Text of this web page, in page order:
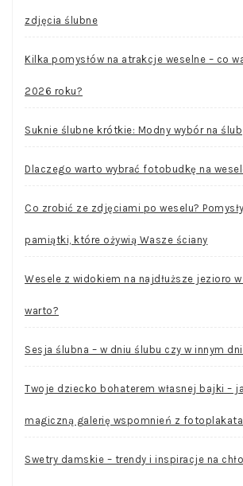
zdjęcia ślubne
Kilka pomysłów na atrakcje weselne – co
2026 roku?
Suknie ślubne krótkie: Modny wybór na ślub
Dlaczego warto wybrać fotobudkę na
Co zrobić ze zdjęciami po weselu?
pamiątki, które ożywią Wasze ściany
Wesele z widokiem na najdłuższe jezioro
warto?
Sesja ślubna – w dniu ślubu czy w innym
Twoje dziecko bohaterem własnej bajki –
magiczną galerię wspomnień z
Swetry damskie – trendy i inspiracje na